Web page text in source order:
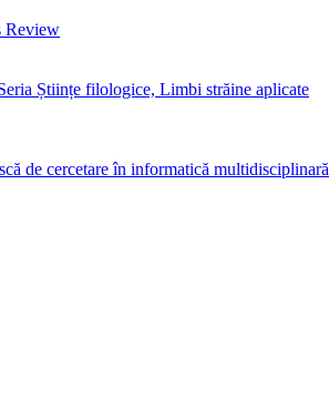
Review
Științe filologice, Limbi străine aplicate
de cercetare în informatică multidisciplinară